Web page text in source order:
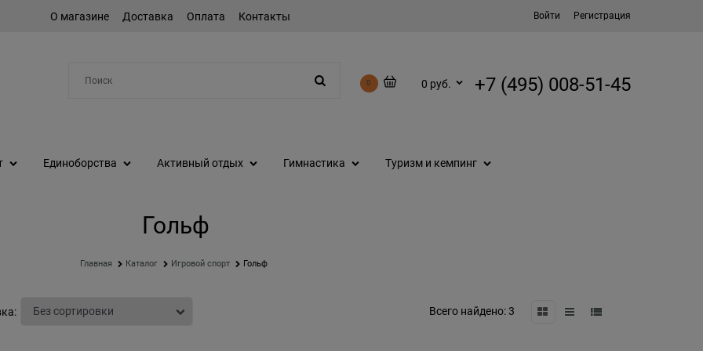
О магазине Доставка Оплата Контакты Войти Регистрация
0 0 руб. +7 (495) 008-51-45
Единоборства Активный отдых Гимнастика Туризм и кемпинг
Гольф
Главная Каталог Игровой спорт Гольф
Всего найдено: 3